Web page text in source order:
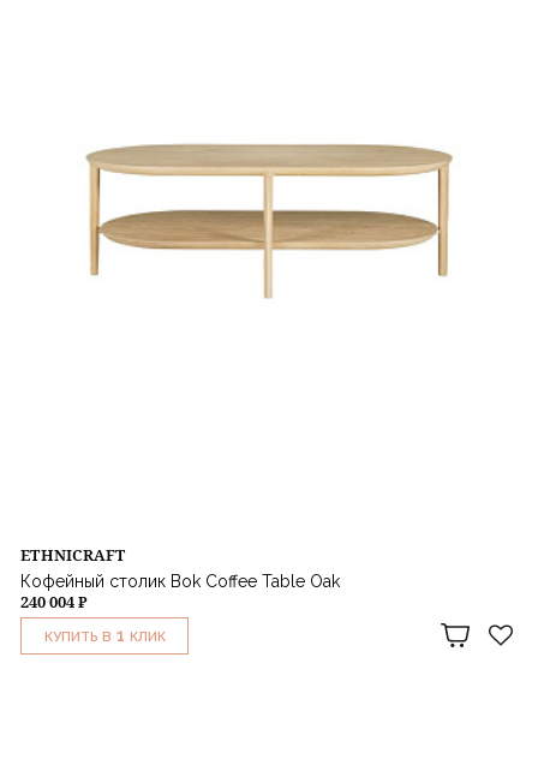
ETHNICRAFT
Кофейный столик Bok Coffee Table Oak
240 004 ₽
КУПИТЬ В 1 КЛИК